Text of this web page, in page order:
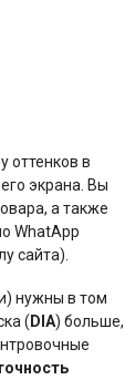
оттенков в
экрана. Вы
а также
WhatApp
сайта).
нужны в том
( DIA) больше,